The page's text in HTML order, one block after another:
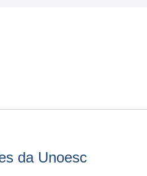
da Unoesc